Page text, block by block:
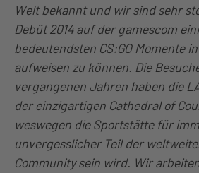
Welt bekannt und wir sind sehr
Debüt 2014 auf der gamescom
bedeutendsten CS:GO Momente
aufweisen zu können. Die
vergangenen Jahren haben die
der einzigartigen Cathedral of
weswegen die Sportstätte für
unvergesslicher Teil der
Community sein wird. Wir